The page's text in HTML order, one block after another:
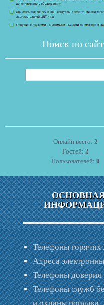
Поиск по
Онлайн всего: 2
Гостей: 2
Пользователей: 0
Телефоны горячих
Адреса
Телефоны доверия
Телефоны служб